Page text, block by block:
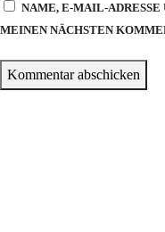
NAME, E-MAIL-ADRESSE
MEINEN NÄCHSTEN